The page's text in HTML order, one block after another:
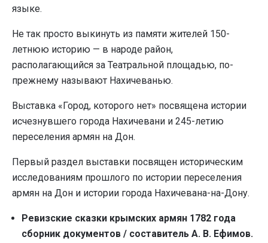
языке.
Не так просто выкинуть из памяти жителей 150-
летнюю историю — в народе район,
располагающийся за Театральной площадью, по-
прежнему называют Нахичеванью.
Выставка «Город, которого нет» посвящена истории
исчезнувшего города Нахичевани и 245-летию
переселения армян на Дон.
Первый раздел выставки посвящен историческим
исследованиям прошлого по истории переселения
армян на Дон и истории города Нахичевана-на-Дону.
Ревизские сказки крымских армян 1782 года
сборник документов / составитель А. В. Ефимов.